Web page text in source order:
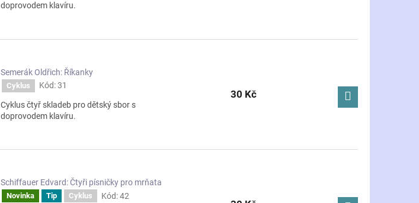
doprovodem klavíru.
Semerák Oldřich: Říkanky
Cyklus Kód:31
Cyklus čtyř skladeb pro dětský sbor s
doprovodem klavíru.
30 Kč
Schiffauer Edvard: Čtyři písničky pro mrňata
Novinka Tip Cyklus Kód:42